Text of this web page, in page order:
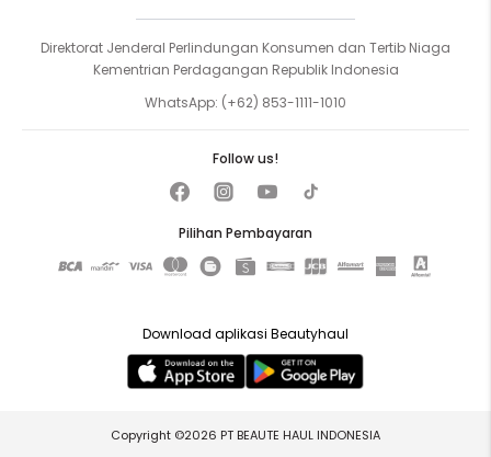
Direktorat Jenderal Perlindungan Konsumen dan Tertib Niaga
Kementrian Perdagangan Republik Indonesia
WhatsApp: (+62) 853-1111-1010
Pilihan Pembayaran
Follow us!
Download aplikasi Beautyhaul
Copyright ©2026 PT BEAUTE HAUL INDONESIA